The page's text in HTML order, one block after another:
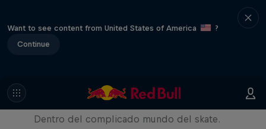
Want to see content from United States of America
?
Continue
Pushing Forward
Dentro del complicado mundo del skate.